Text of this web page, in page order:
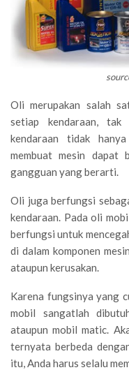
Oli merupakan salah
setiap kendaraan,
kendaraan tidak
membuat mesin dapat
gangguan yang berarti.
Oli juga berfungsi
kendaraan. Pada oli
berfungsi untuk
di dalam komponen
ataupun kerusakan.
Karena fungsinya yang
mobil sangatlah
ataupun mobil matic.
ternyata berbeda
itu, Anda harus selalu